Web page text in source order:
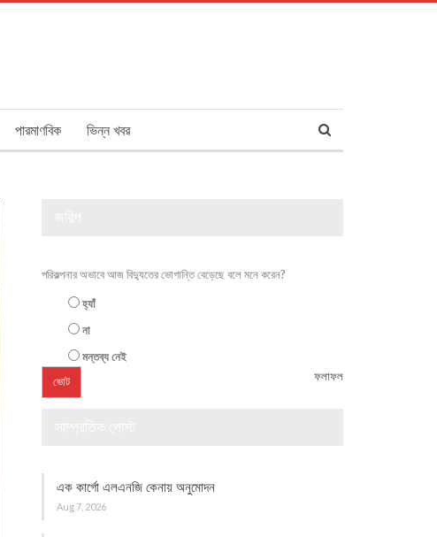
পারমাণবিক ভিন্ন খবর
পরিকল্পনার অভাবে আজ বিদ্যুতের ভোগান্তি বেড়েছে বলে মনে করেন?
হ্যাঁ
না
মন্তব্য নেই
ফলাফল
এক কার্গো এলএনজি কেনায় অনুমোদন
Aug 7, 2026